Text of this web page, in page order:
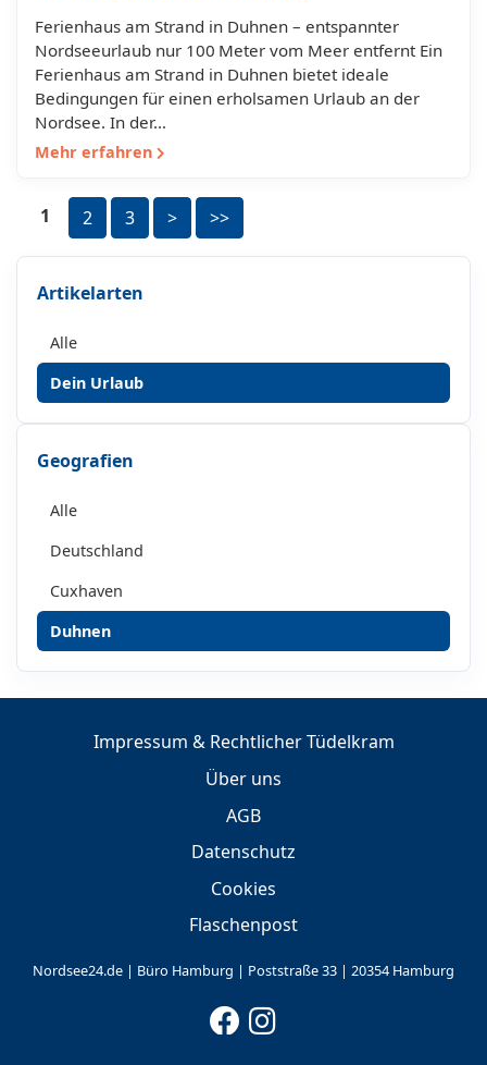
Ferienhaus am Strand in Duhnen – entspannter
Nordseeurlaub nur 100 Meter vom Meer entfernt Ein
Ferienhaus am Strand in Duhnen bietet ideale
Bedingungen für einen erholsamen Urlaub an der
Nordsee. In der…
Mehr erfahren
1 2 3 > >>
Artikelarten
Alle
Dein Urlaub
Geografien
Alle
Deutschland
Cuxhaven
Duhnen
Impressum & Rechtlicher Tüdelkram
Über uns
AGB
Datenschutz
Cookies
Flaschenpost
Nordsee24.de | Büro Hamburg | Poststraße 33 | 20354 Hamburg